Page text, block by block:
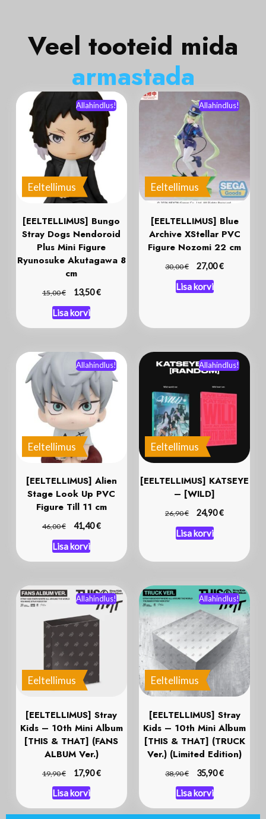
Veel tooteid mida
armastada
Eeltellimus
Allahindlus!
[EELTELLIMUS] Bungo
Stray Dogs Nendoroid
Plus Mini Figure
Ryunosuke Akutagawa 8
cm
15,00€ 13,50€
Lisa korvi
Eeltellimus
Allahindlus!
[EELTELLIMUS] Blue
Archive XStellar PVC
Figure Nozomi 22 cm
30,00€ 27,00€
Lisa korvi
Eeltellimus
Allahindlus!
[EELTELLIMUS] Alien
Stage Look Up PVC
Figure Till 11 cm
46,00€ 41,40€
Lisa korvi
Eeltellimus
Allahindlus!
[EELTELLIMUS] KATSEYE
– [WILD]
26,90€ 24,90€
Lisa korvi
Eeltellimus
Allahindlus!
[EELTELLIMUS] Stray
Kids – 10th Mini Album
[THIS & THAT] (FANS
ALBUM Ver.)
19,90€ 17,90€
Lisa korvi
Eeltellimus
Allahindlus!
[EELTELLIMUS] Stray
Kids – 10th Mini Album
[THIS & THAT] (TRUCK
Ver.) (Limited Edition)
38,90€ 35,90€
Lisa korvi